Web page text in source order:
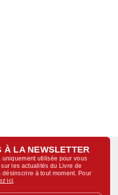
À LA NEWSLETTER
uniquement utilisée pour vous
les actualités du Livre de
désinscrire à tout moment. Pour
ici